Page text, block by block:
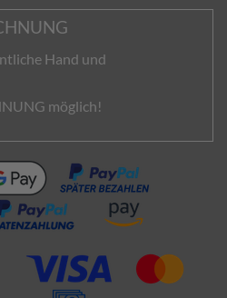
Hand und
möglich!